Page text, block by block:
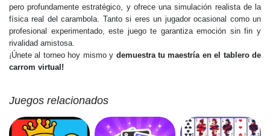
pero profundamente estratégico, y ofrece una simulación realista de la
física real del carambola. Tanto si eres un jugador ocasional como un
profesional experimentado, este juego te garantiza emoción sin fin y
rivalidad amistosa.
¡Únete al torneo hoy mismo y demuestra tu maestría en el tablero de
carrom virtual!
Juegos relacionados